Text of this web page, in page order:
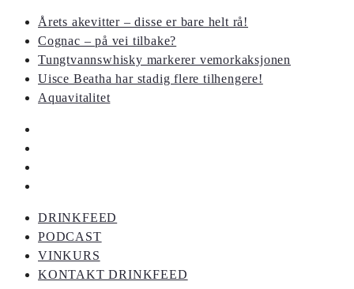
Årets akevitter – disse er bare helt rå!
Cognac – på vei tilbake?
Tungtvannswhisky markerer vemorkaksjonen
Uisce Beatha har stadig flere tilhengere!
Aquavitalitet
DRINKFEED
PODCAST
VINKURS
KONTAKT DRINKFEED